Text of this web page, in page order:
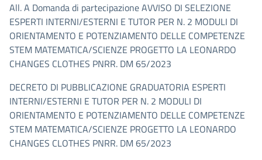
All. A Domanda di partecipazione AVVISO DI SELEZIONE
ESPERTI INTERNI/ESTERNI E TUTOR PER N. 2 MODULI DI
ORIENTAMENTO E POTENZIAMENTO DELLE COMPETENZE
STEM MATEMATICA/SCIENZE PROGETTO LA LEONARDO
CHANGES CLOTHES PNRR. DM 65/2023
DECRETO DI PUBBLICAZIONE GRADUATORIA ESPERTI
INTERNI/ESTERNI E TUTOR PER N. 2 MODULI DI
ORIENTAMENTO E POTENZIAMENTO DELLE COMPETENZE
STEM MATEMATICA/SCIENZE PROGETTO LA LEONARDO
CHANGES CLOTHES PNRR. DM 65/2023